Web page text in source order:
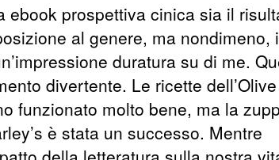
ebook prospettiva cinica sia il
al genere, ma nondimeno,
duratura su di me.
divertente. Le ricette dell’Olive
funzionato molto bene, ma la
è stata un successo. Mentre